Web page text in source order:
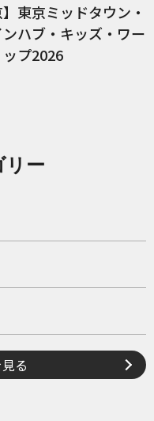
】東京ミッドタウン・
ハブ・キッズ・ワー
プ2026
リー
る